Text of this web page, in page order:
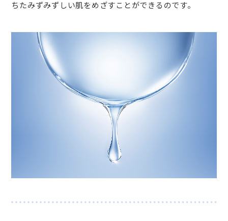
ちたみずみずしい肌をめざすことができるのです。